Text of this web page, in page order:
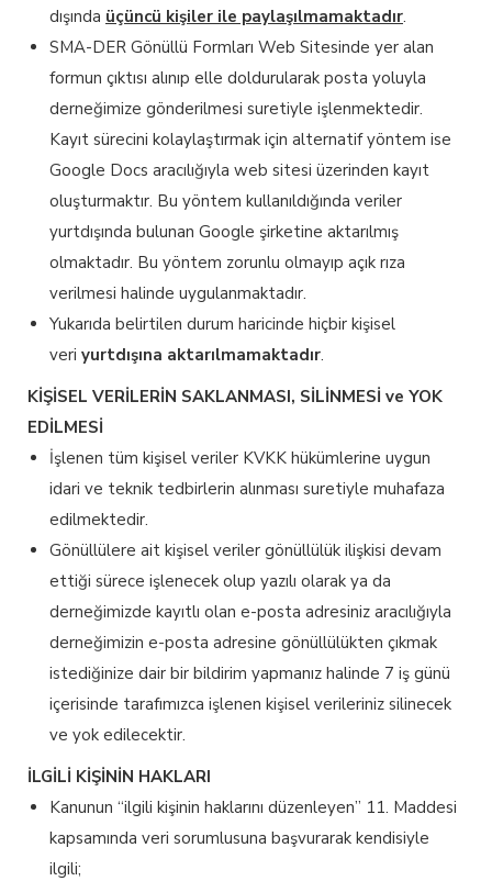
dışında üçüncü kişiler ile paylaşılmamaktadır.
SMA-DER Gönüllü Formları Web Sitesinde yer alan
formun çıktısı alınıp elle doldurularak posta yoluyla
derneğimize gönderilmesi suretiyle işlenmektedir.
Kayıt sürecini kolaylaştırmak için alternatif yöntem ise
Google Docs aracılığıyla web sitesi üzerinden kayıt
oluşturmaktır. Bu yöntem kullanıldığında veriler
yurtdışında bulunan Google şirketine aktarılmış
olmaktadır. Bu yöntem zorunlu olmayıp açık rıza
verilmesi halinde uygulanmaktadır.
Yukarıda belirtilen durum haricinde hiçbir kişisel
veri yurtdışına aktarılmamaktadır.
KİŞİSEL VERİLERİN SAKLANMASI, SİLİNMESİ ve YOK
EDİLMESİ
İşlenen tüm kişisel veriler KVKK hükümlerine uygun
idari ve teknik tedbirlerin alınması suretiyle muhafaza
edilmektedir.
Gönüllülere ait kişisel veriler gönüllülük ilişkisi devam
ettiği sürece işlenecek olup yazılı olarak ya da
derneğimizde kayıtlı olan e-posta adresiniz aracılığıyla
derneğimizin e-posta adresine gönüllülükten çıkmak
istediğinize dair bir bildirim yapmanız halinde 7 iş günü
içerisinde tarafımızca işlenen kişisel verileriniz silinecek
ve yok edilecektir.
İLGİLİ KİŞİNİN HAKLARI
Kanunun “ilgili kişinin haklarını düzenleyen” 11. Maddesi
kapsamında veri sorumlusuna başvurarak kendisiyle
ilgili;